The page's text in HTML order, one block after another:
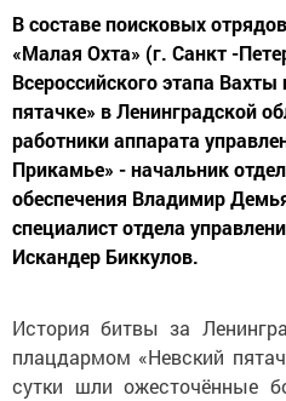
В составе поисковых
«Малая Охта» (г. Санкт -
Всероссийского этапа
пятачке» в Ленинградской
работники аппарата
Прикамье» - начальник
обеспечения Владимир
специалист отдела
Искандер Биккулов.
История битвы за
плацдармом «Невский
сутки шли ожесточённые